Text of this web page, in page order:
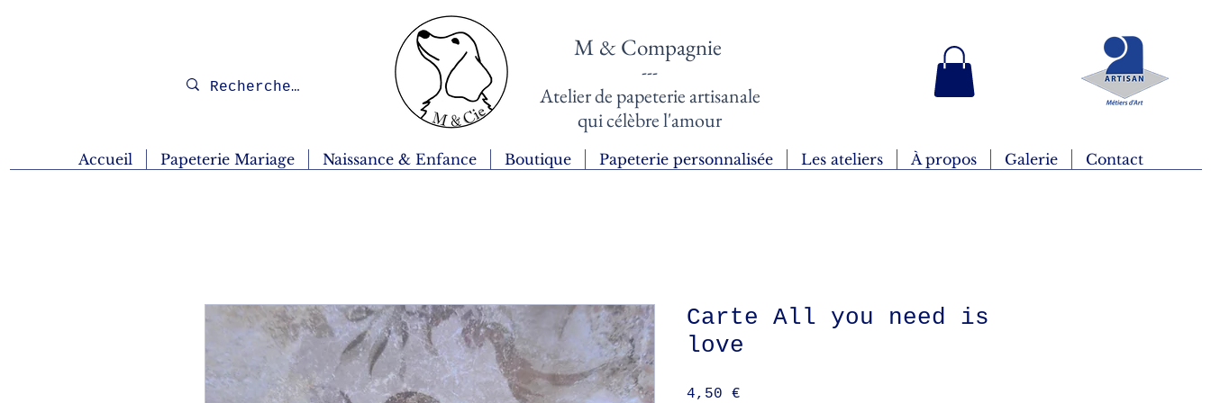
M & Compagnie
---
Atelier de papeterie artisanale
qui célèbre l'amour
Accueil Papeterie Mariage Naissance & Enfance Boutique Papeterie personnalisée Les ateliers À propos Galerie Contact
Carte All you need is
love
4,50 €